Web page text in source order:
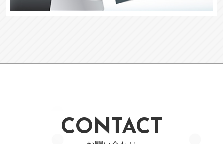
CONTACT